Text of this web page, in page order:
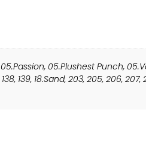
05.Passion, 05.Plushest Punch,
138, 139, 18.Sand, 203, 205, 206, 207,